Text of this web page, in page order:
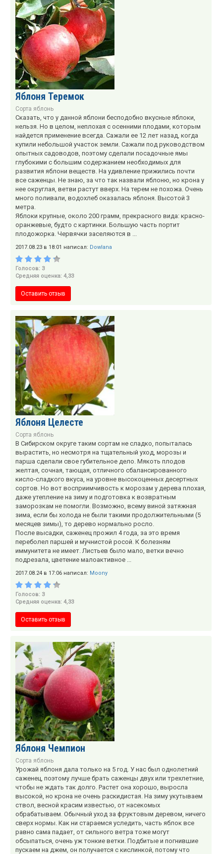
Яблоня Теремок
Сорта яблонь
Сказать, что у данной яблони бесподобно вкусные яблоки,
нельзя. Но в целом, неплохая с осенними плодами, которым
найдется применение всегда. Сажали ее 12 лет назад, когда
купили небольшой участок земли. Сажали под руководством
опытных садоводов, поэтому сделали посадочные ямы
глубокими с большим содержанием необходимых для
развития яблони веществ. На удивление прижились почти
все саженцы. Не знаю, за что так назвали яблоню, но крона у
нее округлая, ветви растут вверх. На терем не похожа. Очень
много поливали, водохлеб оказалась яблоня. Высотой 3
метра.
Яблоки крупные, около 200 грамм, прекрасного вида: красно-
оранжевые, будто с картинки. Большую часть портит
плодожорка. Червячки заселяются в ...
2017.08.23 в 18:01 написал: Dowlana
Голосов: 3
Средняя оценка: 4,33
Оставить отзыв
Яблоня Целесте
Сорта яблонь
В Сибирском округе таким сортам не сладко, попыталась
вырастить, но несмотря на тщательный уход, морозы и
парша сделали свое губительное дело. Мякоть плодов
желтая, сочная, тающая, отличного сбалансированного
кисло-сладкого вкуса, на уровне высокоценных десертных
сортов. Но вот восприимчивость к морозам у дерева плохая,
даже утепление на зиму и подготовка к возвратным
заморозкам не помогли. Возможно, всему виной затяжная
зима, если бы холода не были такими продолжительными (5
месяцев зимы), то дерево нормально росло.
После высадки, саженец прожил 4 года, за это время
переболел паршей и мучнистой росой. К болезням
иммунитета не имеет. Листьев было мало, ветки вечно
подрезала, цветение малоактивное ...
2017.08.24 в 17:06 написал: Moony
Голосов: 3
Средняя оценка: 4,33
Оставить отзыв
Яблоня Чемпион
Сорта яблонь
Урожай яблоня дала только на 5 год. У нас был однолетний
саженец, поэтому лучше брать саженцы двух или трехлетние,
чтобы не ждать так долго. Растет она хорошо, выросла
высокой, но крона не очень раскидистая. На зиму укутываем
ствол, весной красим известью, от насекомых
обрабатываем. Обычный уход за фруктовым деревом, ничего
сверх нормы. Как ни стараемся уследить, часть яблок все
равно сама падает, от сильного ветра тоже могут
обсыпаться, очень уж тонкие ветки. Подбитые и погнившие
пускаем на джем, он получается с кислинкой, потому что